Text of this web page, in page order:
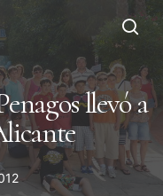
llevó a